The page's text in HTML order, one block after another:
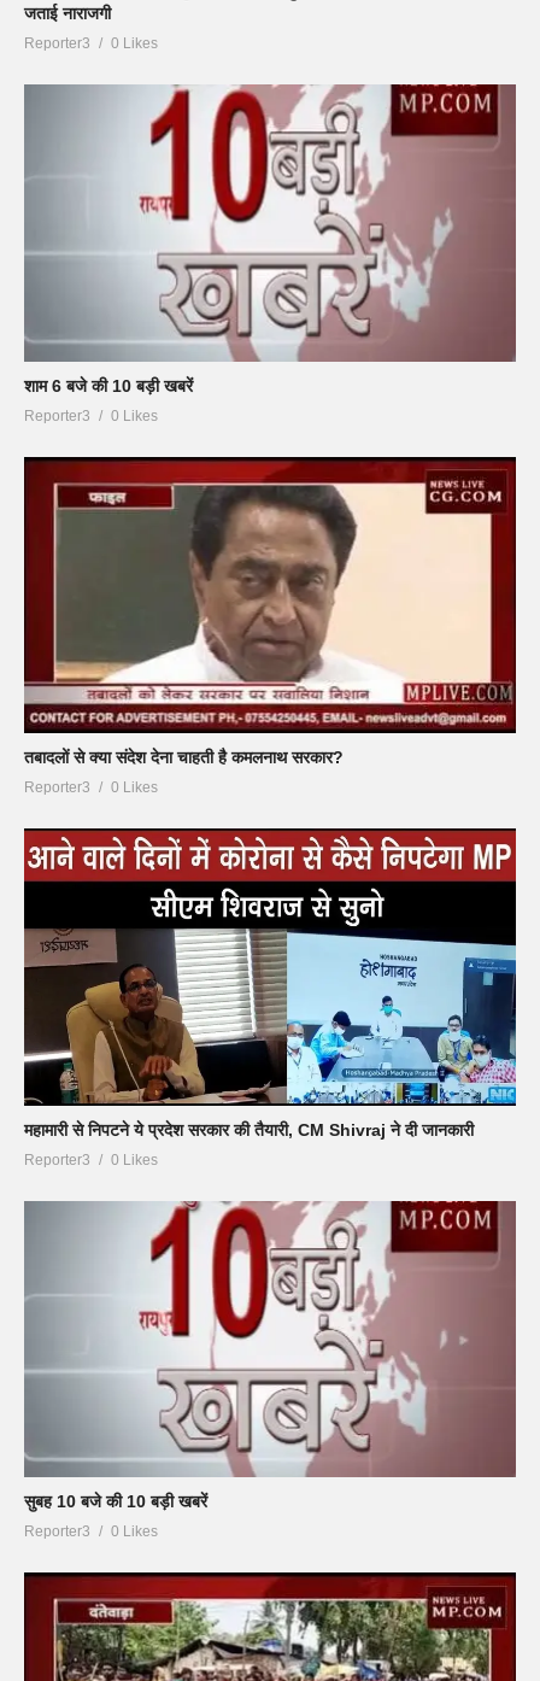
जताई नाराजगी
Reporter3 0 Likes
शाम 6 बजे की 10 बड़ी खबरें
Reporter3 0 Likes
तबादलों से क्या संदेश देना चाहती है कमलनाथ सरकार?
Reporter3 0 Likes
महामारी से निपटने ये प्रदेश सरकार की तैयारी, CM Shivraj ने दी जानकारी
Reporter3 0 Likes
सुबह 10 बजे की 10 बड़ी खबरें
Reporter3 0 Likes